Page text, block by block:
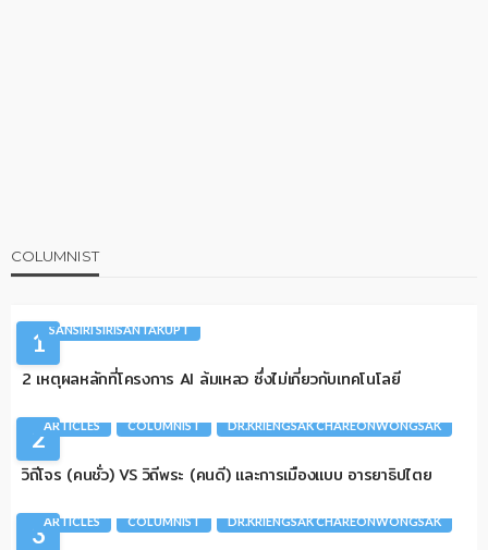
COLUMNIST
1 SANSIRI SIRISANTAKUPT
2 เหตุผลหลักที่โครงการ AI ล้มเหลว ซึ่งไม่เกี่ยวกับเทคโนโลยี
2ARTICLES COLUMNIST DR.KRIENGSAK CHAREONWONGSAK
วิถีโจร (คนชั่ว) VS วิถีพระ (คนดี) และการเมืองแบบ อารยาธิปไตย
3ARTICLES COLUMNIST DR.KRIENGSAK CHAREONWONGSAK